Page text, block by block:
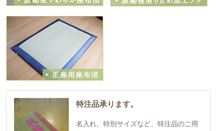
特注品承ります。
名入れ、特別サイズなど、特注品のご用